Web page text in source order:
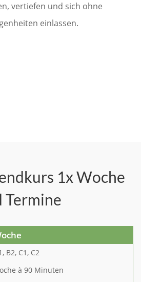
vertiefen und sich ohne
einlassen.
1x Woche
Termine
B2, C1, C2
à 90 Minuten